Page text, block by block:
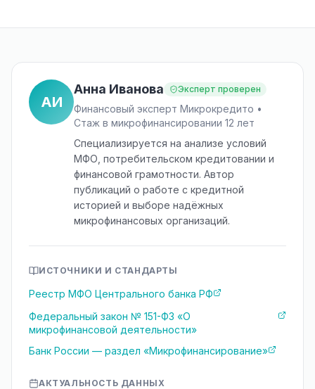
АИ
Анна Иванова Эксперт проверен
Финансовый эксперт Микрокредито •
Стаж в микрофинансировании 12 лет
Специализируется на анализе условий
МФО, потребительском кредитовании и
финансовой грамотности. Автор
публикаций о работе с кредитной
историей и выборе надёжных
микрофинансовых организаций.
ИСТОЧНИКИ И СТАНДАРТЫ
Реестр МФО Центрального банка РФ
Федеральный закон № 151-ФЗ «О
микрофинансовой деятельности»
Банк России — раздел «Микрофинансирование»
АКТУАЛЬНОСТЬ ДАННЫХ